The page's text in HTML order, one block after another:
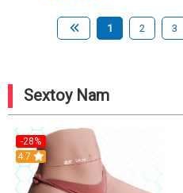
1 2 3
Sextoy Nam
-28%
4.7